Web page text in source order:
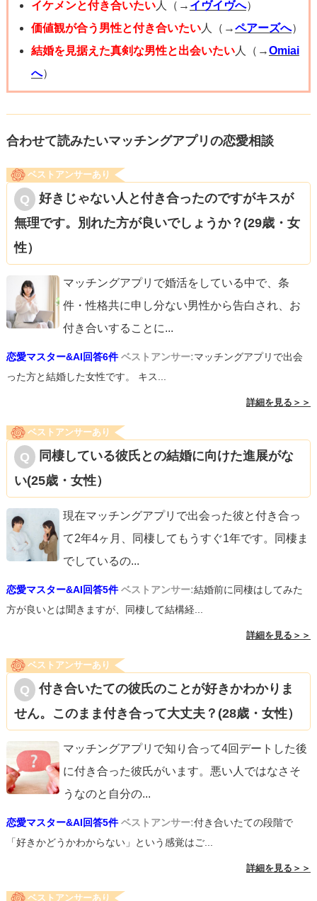
イケメンと付き合いたい人（→ イヴイヴへ）
価値観が合う男性と付き合いたい人（→ペアーズへ）
結婚を見据えた真剣な男性と出会いたい人（→Omiai
へ）
合わせて読みたいマッチングアプリの恋愛相談
ベストアンサーあり
好きじゃない人と付き合ったのですがキスが
無理です。別れた方が良いでしょうか？(29歳・女
性）
マッチングアプリで婚活をしている中で、条
件・性格共に申し分ない男性から告白され、お
付き合いすることに...
恋愛マスター&AI回答6件 ベストアンサー:マッチングアプリで出会
った方と結婚した女性です。 キス...
詳細を見る＞＞
ベストアンサーあり
同棲している彼氏との結婚に向けた進展がな
い(25歳・女性）
現在マッチングアプリで出会った彼と付き合っ
て2年4ヶ月、同棲してもうすぐ1年です。同棲ま
でしているの...
恋愛マスター&AI回答5件 ベストアンサー:結婚前に同棲はしてみた
方が良いとは聞きますが、同棲して結構経...
詳細を見る＞＞
ベストアンサーあり
付き合いたての彼氏のことが好きかわかりま
せん。このまま付き合って大丈夫？(28歳・女性）
マッチングアプリで知り合って4回デートした後
に付き合った彼氏がいます。悪い人ではなさそ
うなのと自分の...
恋愛マスター&AI回答5件 ベストアンサー:付き合いたての段階で
「好きかどうかわからない」という感覚はご...
詳細を見る＞＞
ベストアンサーあり